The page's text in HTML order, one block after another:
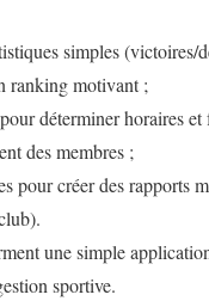
simples (victoires/
ranking motivant ;
déterminer horaires et
des membres ;
pour créer des rapports
une simple
sportive.